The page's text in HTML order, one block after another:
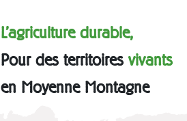
L'agriculture durable,
Pour des territoiresvivants
en Moyenne Montagne